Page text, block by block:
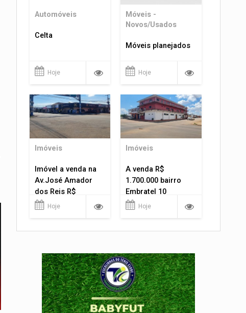
Automóveis
Celta
Hoje
Móveis -
Novos/Usados
Móveis planejados
Hoje
Imóveis
Imóvel a venda na
Av.José Amador
dos Reis R$
1.400.000
Hoje
Imóveis
A venda R$
1.700.000 bairro
Embratel 10
apartamentos!
Hoje